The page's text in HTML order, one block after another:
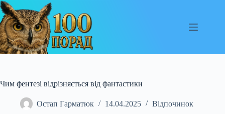
Перейти
до
вмісту
Чим фентезі відрізняється від фантастики
Остап Гарматюк 14.04.2025 Відпочинок